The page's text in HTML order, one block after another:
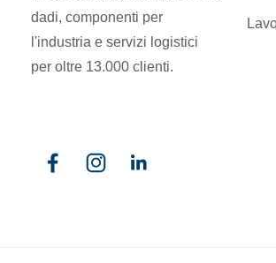
dadi, componenti per
l'industria e servizi logistici
per oltre 13.000 clienti.
FacebookInstagramLinkedin